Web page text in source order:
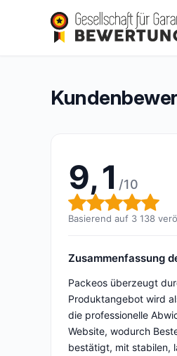
Packeos
Gesamtbewertung: 9,1
9,1/10(3 138
9,1 /10
Basierend auf 3 138
Zusammenfassung
Packeos überzeugt
Produktangebot wird
die professionelle
Website, wodurch
bestätigt, mit stabilen,